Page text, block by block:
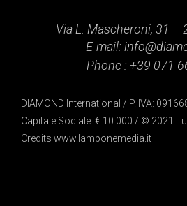
Via L. Mascheroni, 31 –
E-mail:
Phone : +39 071
DIAMOND International / P. IVA:
Capitale Sociale: € 10.000 / © 2021
Credits www.lamponemedia.it